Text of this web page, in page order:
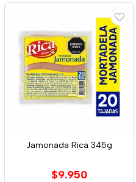
Jamonada Rica 345g
$9.950